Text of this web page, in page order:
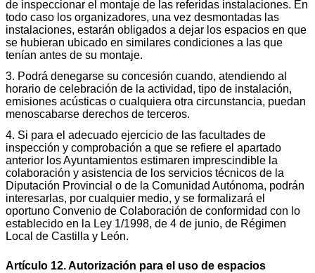
de inspeccionar el montaje de las referidas instalaciones. En
todo caso los organizadores, una vez desmontadas las
instalaciones, estarán obligados a dejar los espacios en que
se hubieran ubicado en similares condiciones a las que
tenían antes de su montaje.
3. Podrá denegarse su concesión cuando, atendiendo al
horario de celebración de la actividad, tipo de instalación,
emisiones acústicas o cualquiera otra circunstancia, puedan
menoscabarse derechos de terceros.
4. Si para el adecuado ejercicio de las facultades de
inspección y comprobación a que se refiere el apartado
anterior los Ayuntamientos estimaren imprescindible la
colaboración y asistencia de los servicios técnicos de la
Diputación Provincial o de la Comunidad Autónoma, podrán
interesarlas, por cualquier medio, y se formalizará el
oportuno Convenio de Colaboración de conformidad con lo
establecido en la Ley 1/1998, de 4 de junio, de Régimen
Local de Castilla y León.
Artículo 12. Autorización para el uso de espacios